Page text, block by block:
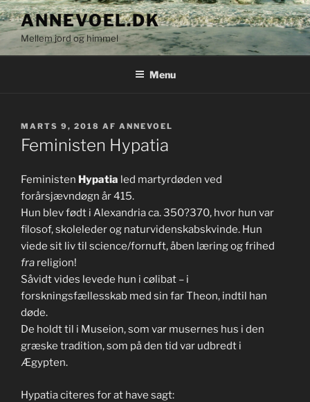
Videre
til
indhold
ANNEVOEL.DK
Mellem jord og himmel
Menu
UDGIVET
DEN
MARTS 9, 2018 AF ANNEVOEL
Feministen Hypatia
Feministen Hypatia led martyrdøden ved
forårsjævndøgn år 415.
Hun blev født i Alexandria ca. 350?370, hvor hun var
filosof, skoleleder og naturvidenskabskvinde. Hun
viede sit liv til science/fornuft, åben læring og frihed
fra religion!
Såvidt vides levede hun i cølibat – i
forskningsfællesskab med sin far Theon, indtil han
døde.
De holdt til i Museion, som var musernes hus i den
græske tradition, som på den tid var udbredt i
Ægypten.
Hypatia citeres for at have sagt: